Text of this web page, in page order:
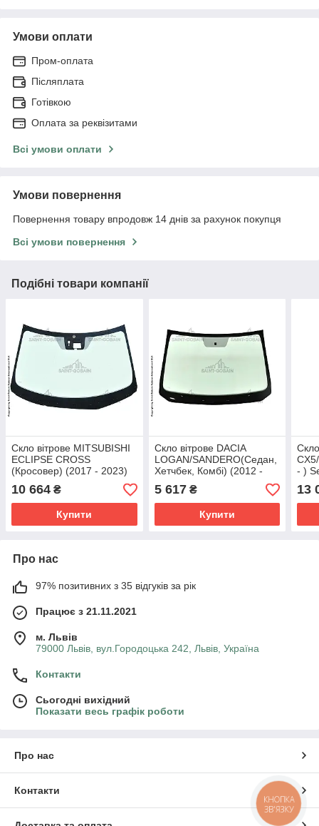
Умови оплати
Пром-оплата
Післяплата
Готівкою
Оплата за реквізитами
Всі умови оплати
Умови повернення
Повернення товару впродовж 14 днів за рахунок покупця
Всі умови повернення
Подібні товари компанії
Скло вітрове MITSUBISHI
ECLIPSE CROSS
(Кросовер) (2017 - 2023)
Sekurit (Франція)
10 664 ₴
Купити
Скло вітрове DACIA
LOGAN/SANDERO(Седан,
Хетчбек, Комбі) (2012 -
2020) Sekurit (Франція)
5 617₴
Купити
- )
13
Про нас
97% позитивних з 35 відгуків за рік
Працює з 21.11.2021
м. Львів
79000 Львів, вул.Городоцька 242, Львів, Україна
Контакти
Сьогодні вихідний
Показати весь графік роботи
Про нас
Контакти
КНОПКА
ЗВ'ЯЗКУ